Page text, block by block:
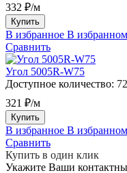
332 ₽/м
Купить
В избранное В избранном
Сравнить
Угол 5005R-W75
Доступное количество:
321 ₽/м
Купить
В избранное В избранном
Сравнить
Купить в один клик
Укажите Ваши